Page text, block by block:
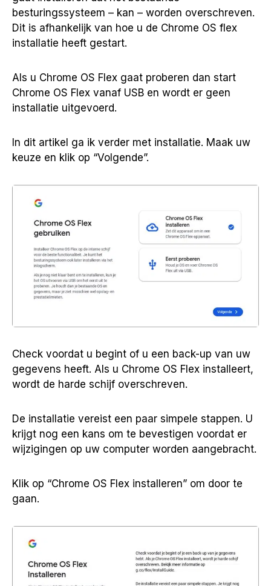
besturingssysteem – kan – worden overschreven.
Dit is afhankelijk van hoe u de Chrome OS flex
installatie heeft gestart.
Als u Chrome OS Flex gaat proberen dan start
Chrome OS Flex vanaf USB en wordt er geen
installatie uitgevoerd.
In dit artikel ga ik verder met installatie. Maak uw
keuze en klik op “Volgende”.
Check voordat u begint of u een back-up van uw
gegevens heeft. Als u Chrome OS Flex installeert,
wordt de harde schijf overschreven.
De installatie vereist een paar simpele stappen. U
krijgt nog een kans om te bevestigen voordat er
wijzigingen op uw computer worden aangebracht.
Klik op “Chrome OS Flex installeren” om door te
gaan.